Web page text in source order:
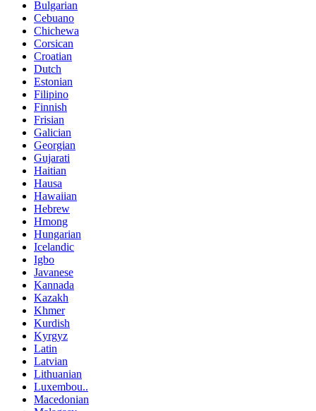
Bulgarian
Cebuano
Chichewa
Corsican
Croatian
Dutch
Estonian
Filipino
Finnish
Frisian
Galician
Georgian
Gujarati
Haitian
Hausa
Hawaiian
Hebrew
Hmong
Hungarian
Icelandic
Igbo
Javanese
Kannada
Kazakh
Khmer
Kurdish
Kyrgyz
Latin
Latvian
Lithuanian
Luxembou..
Macedonian